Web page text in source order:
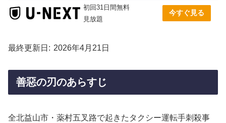
初回31日間無料
見放題
今すぐ見る
最終更新日 2026年4月21日
善惡の刃のあらすじ
全北益山市・薬村五叉路で起きたタクシー運転手刺殺事